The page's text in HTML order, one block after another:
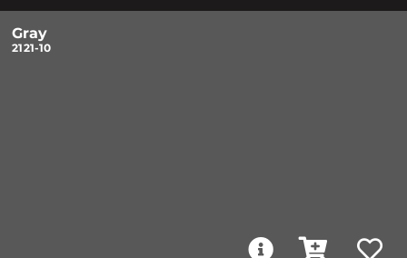
Gray
2121-10